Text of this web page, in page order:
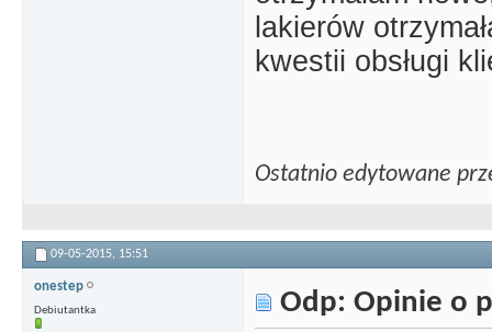
lakierów
kwestii obsługi
Ostatnio edytowane
09-05-2015, 15:51
onestep
Debiutantka Odp: Opinie o